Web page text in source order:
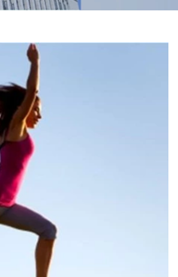
Контур тела и целлюлит